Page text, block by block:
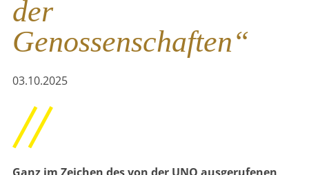
der
Genossenschaften“
03.10.2025